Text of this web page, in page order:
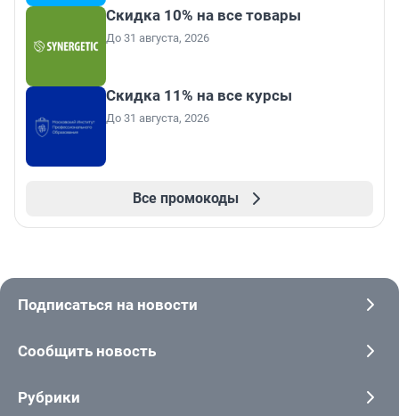
Скидка 10% на все товары
До 31 августа, 2026
Скидка 11% на все курсы
До 31 августа, 2026
Все промокоды
Подписаться на новости
Сообщить новость
Рубрики